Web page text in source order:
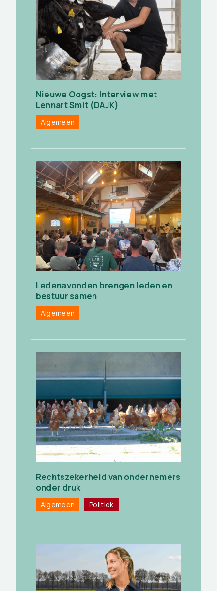
Nieuwe Oogst: Interview met
Lennart Smit (DAJK)
Algemeen
Ledenavonden brengen leden en
bestuur samen
Algemeen
Rechtszekerheid van ondernemers
onder druk
Algemeen Politiek